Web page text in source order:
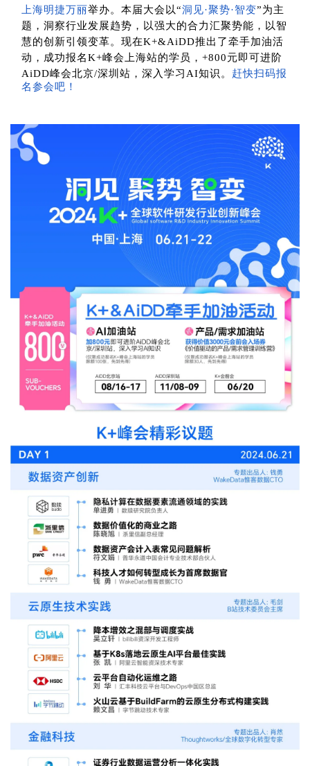
上海明捷万丽举办。本届大会以“洞见·聚势·智变”为主
题，洞察行业发展趋势，以强大的合力汇聚势能，以智
慧的创新引领变革。现在K+&AiDD推出了牵手加油活
动，成功报名K+峰会上海站的学员，+800元即可进阶
AiDD峰会北京/深圳站，深入学习AI知识。 赶快扫码报
名参会吧！